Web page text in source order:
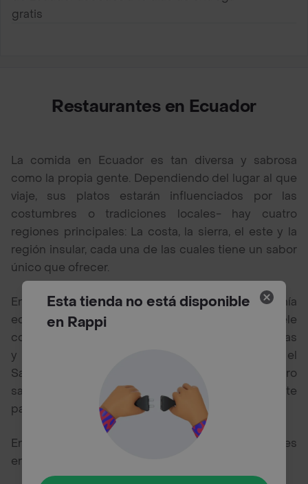
gratis
Restaurantes en Ecuador
La comida en Ecuador es tan diversa y sabrosa
como la propia gente. Dependiendo del lugar al que
viaje, sus platos estarán influenciados por las
costumbres o tradiciones locales- hay cuatro
regiones principales: La costa, la sierra, el este y la
región insular, cada una de las cuales tiene un sabor
único que ofrecer.
Entre los platos típicos de la gastronomía
ecuatoriana encontramos el ceviche, que suele
consistir en pescado marinado en diversas verduras
y especias; también tenemos la fanesca, o el
Sancocho de Pescado, otra comida sencilla pero
sabrosa que disfrutan muchas personas en este
país.
Entre los mejores restaurantes de Ecuador puedes
encontrar cercanos a tu ubicación en Rappi:
Esta tienda no está disponible
en Rappi